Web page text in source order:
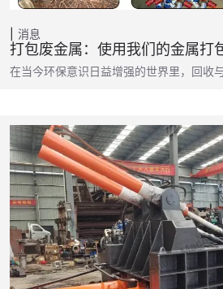
消息
打包废金属：使用我们的金属打
在当今环保意识日益增强的世界里，回收